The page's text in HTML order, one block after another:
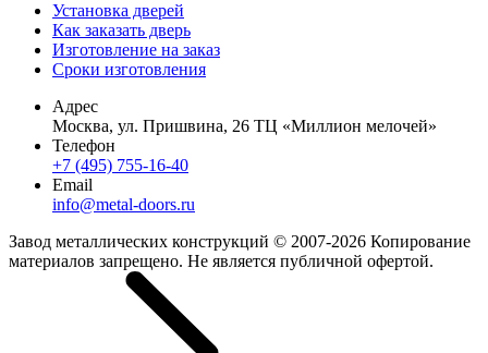
Установка дверей
Как заказать дверь
Изготовление на заказ
Сроки изготовления
Адрес
Москва, ул. Пришвина, 26 ТЦ «Миллион мелочей»
Телефон
+7 (495) 755-16-40
Email
info@metal-doors.ru
Завод металлических конструкций © 2007-2026 Копирование
материалов запрещено. Не является публичной офертой.